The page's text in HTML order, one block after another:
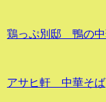
鶏っぷ別邸 鴨の中
アサヒ軒 中華そば